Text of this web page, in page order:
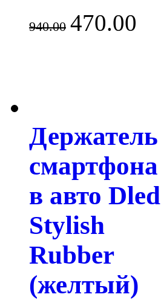
940.00 470.00
Держатель
смартфона
в авто Dled
Stylish
Rubber
(желтый)